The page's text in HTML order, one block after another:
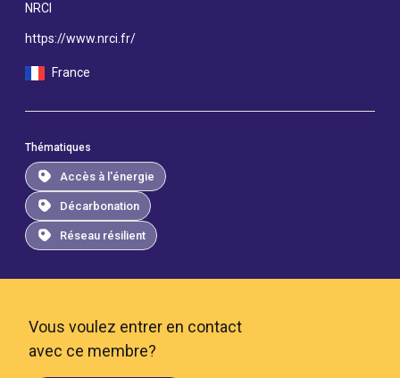
NRCI
https://www.nrci.fr/
France
Thématiques
Accès à l'énergie
Décarbonation
Réseau résilient
Vous voulez entrer en contact
avec ce membre?